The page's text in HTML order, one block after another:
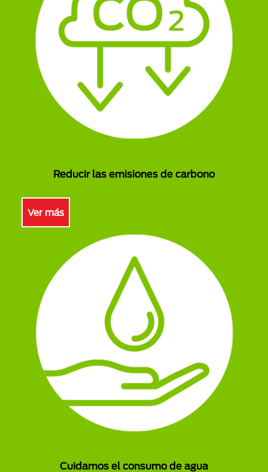
Reducir las emisiones de carbono
Ver más
Cuidamos el consumo de agua